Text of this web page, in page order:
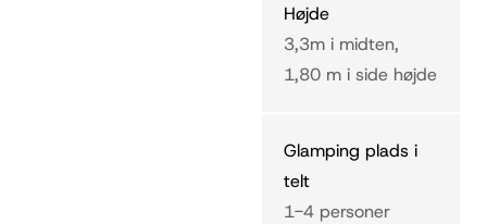
Højde
3,3m i midten,
1,80 m i side højde
Glamping plads i
telt
1-4 personer